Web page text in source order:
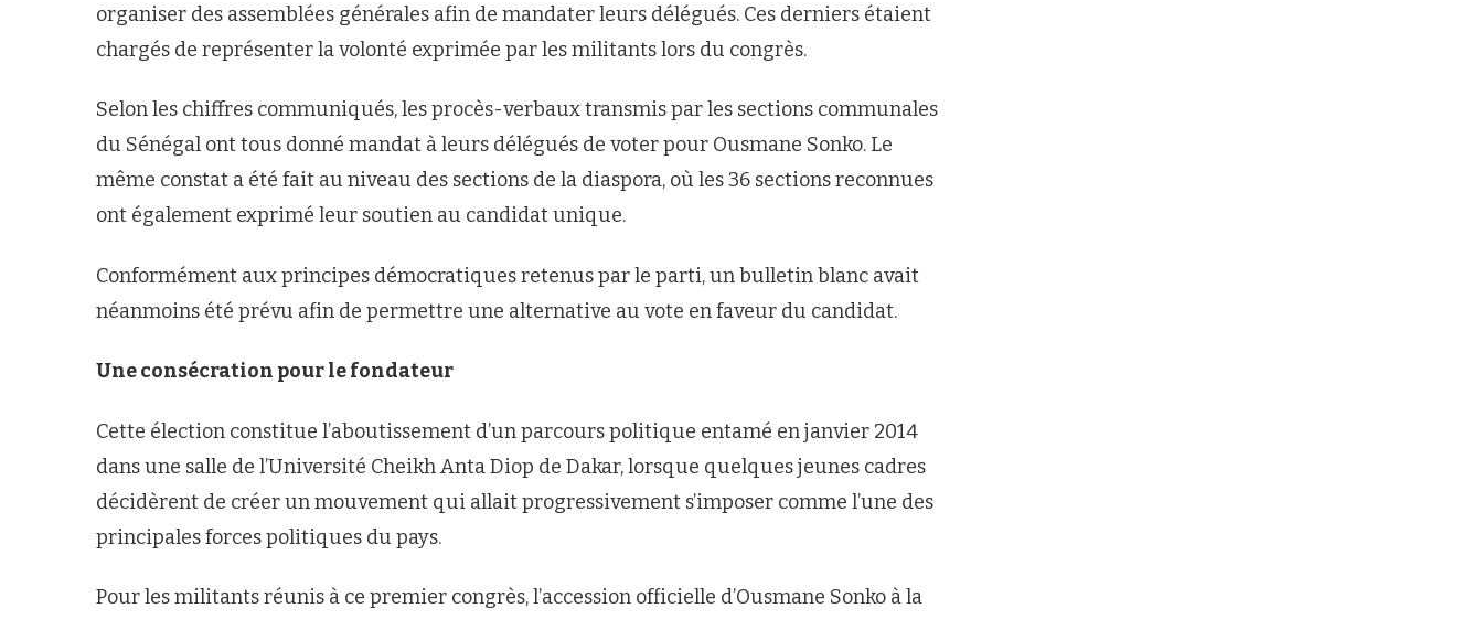
organiser des assemblées générales afin de mandater leurs délégués. Ces derniers étaient
chargés de représenter la volonté exprimée par les militants lors du congrès.
Selon les chiffres communiqués, les procès-verbaux transmis par les sections communales
du Sénégal ont tous donné mandat à leurs délégués de voter pour Ousmane Sonko. Le
même constat a été fait au niveau des sections de la diaspora, où les 36 sections reconnues
ont également exprimé leur soutien au candidat unique.
Conformément aux principes démocratiques retenus par le parti, un bulletin blanc avait
néanmoins été prévu afin de permettre une alternative au vote en faveur du candidat.
Une consécration pour le fondateur
Cette élection constitue l’aboutissement d’un parcours politique entamé en janvier 2014
dans une salle de l’Université Cheikh Anta Diop de Dakar, lorsque quelques jeunes cadres
décidèrent de créer un mouvement qui allait progressivement s’imposer comme l’une des
principales forces politiques du pays.
Pour les militants réunis à ce premier congrès, l’accession officielle d’Ousmane Sonko à la